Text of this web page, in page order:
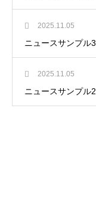
2025.11.05
ニュースサンプル3
2025.11.05
ニュースサンプル2